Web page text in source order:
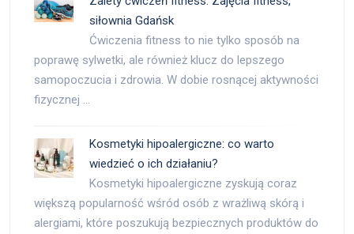
siłownia Gdańsk
Ćwiczenia fitness to nie tylko sposób na
poprawę sylwetki, ale również klucz do lepszego
samopoczucia i zdrowia. W dobie rosnącej aktywności
fizycznej …
Kosmetyki hipoalergiczne: co warto
wiedzieć o ich działaniu?
Kosmetyki hipoalergiczne zyskują coraz
większą popularność wśród osób z wrażliwą skórą i
alergiami, które poszukują bezpiecznych produktów do